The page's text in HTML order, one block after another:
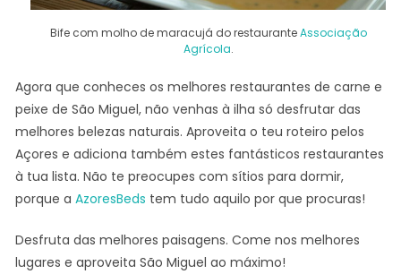
Bife com molho de maracujá do restauranteAssociação
Agrícola.
Agora que conheces os melhores restaurantes de carne e
peixe de São Miguel, não venhas à ilha só desfrutar das
melhores belezas naturais. Aproveita o teu roteiro pelos
Açores e adiciona também estes fantásticos restaurantes
à tua lista. Não te preocupes com sítios para dormir,
porque a AzoresBeds tem tudo aquilo por que procuras!
Desfruta das melhores paisagens. Come nos melhores
lugares e aproveita São Miguel ao máximo!